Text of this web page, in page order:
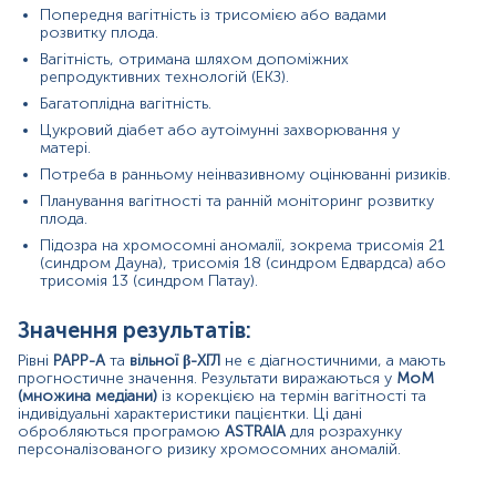
Багатоплідна вагітність
Цукровий діабет у матері
Неправильно визначений термін вагітності
Аномалії плаценти
Технічні особливості лабораторного аналізу
Вільна β-субодиниця хоріонічного гонадотропіну (β-ХГЛ):
Трисомія 21 (синдром Дауна)
Багатоплідна вагітність
Цукровий діабет у матері
Неправильно визначений термін вагітності
Аномалії плаценти
Технічні особливості лабораторного аналізу
PAPP-A:
Хромосомні порушення (трисомія 21, 18, 13)
Порушення функції плаценти
Затримка внутрішньоутробного розвитку (ЗВУР)
Прееклампсія або гіпертензивні стани
Куріння або низький ІМТ у матері
Попередня вагітність із трисомією або вадами
розвитку плода.
Вагітність, отримана шляхом допоміжних
репродуктивних технологій (ЕКЗ).
Багатоплідна вагітність.
Цукровий діабет або аутоімунні захворювання у
матері.
Потреба в ранньому неінвазивному оцінюванні ризиків.
Планування вагітності та ранній моніторинг розвитку
плода.
Підозра на хромосомні аномалії, зокрема трисомія 21
(синдром Дауна), трисомія 18 (синдром Едвардса) або
трисомія 13 (синдром Патау).
Значення результатів:
Рівні PAPP-Aта вільної β-ХГЛ не є діагностичними, а мають
прогностичне значення. Результати виражаються у MoM
(множина медіани) із корекцією на термін вагітності та
індивідуальні характеристики пацієнтки. Ці дані
обробляються програмою ASTRAIAдля розрахунку
персоналізованого ризику хромосомних аномалій.